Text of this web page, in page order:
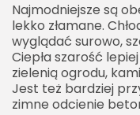
Najmodniejsze są
lekko złamane.
wyglądać surowo,
Ciepła szarość
zielenią ogrodu,
Jest też bardziej
zimne odcienie